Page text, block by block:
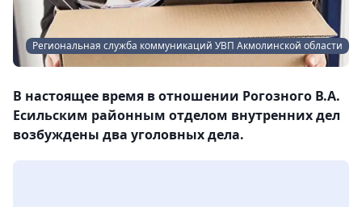
Региональная служба коммуникаций УВП Акмолинской области
В настоящее время в отношении Рогозного В.А.
Есильским районным отделом внутренних дел
возбуждены два уголовных дела.